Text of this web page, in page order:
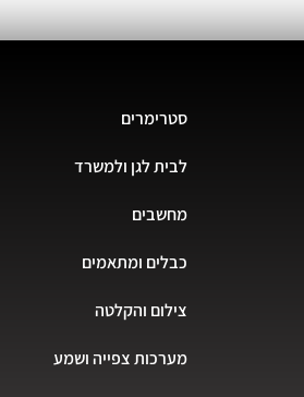
סטרימרים
לבית לגן ולמשרד
מחשבים
כבלים ומתאמים
צילום והקלטה
מערכות צפייה ושמע